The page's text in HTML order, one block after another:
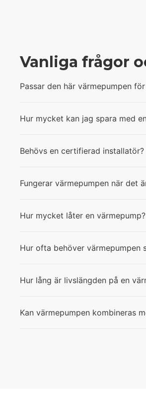
Vanliga frågor
Passar den här värmepumpen
Hur mycket kan jag spara med
Behövs en certifierad installatör?
Fungerar värmepumpen när det
Hur mycket låter en värmepump?
Hur ofta behöver värmepumpen
Hur lång är livslängden på en
Kan värmepumpen kombineras